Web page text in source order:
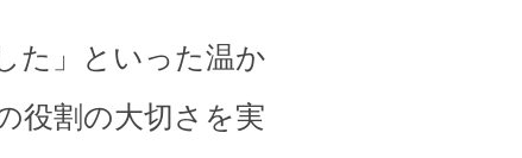
た」といった温か
役割の大切さを実